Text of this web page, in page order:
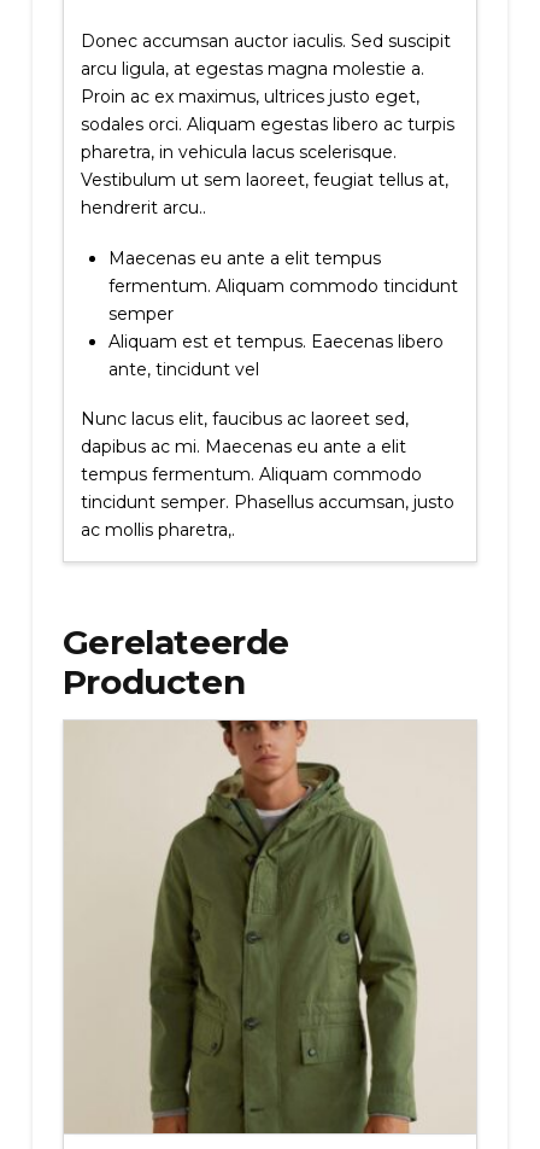
Donec accumsan auctor iaculis. Sed suscipit
arcu ligula, at egestas magna molestie a.
Proin ac ex maximus, ultrices justo eget,
sodales orci. Aliquam egestas libero ac turpis
pharetra, in vehicula lacus scelerisque.
Vestibulum ut sem laoreet, feugiat tellus at,
hendrerit arcu..
Maecenas eu ante a elit tempus
fermentum. Aliquam commodo tincidunt
semper
Aliquam est et tempus. Eaecenas libero
ante, tincidunt vel
Nunc lacus elit, faucibus ac laoreet sed,
dapibus ac mi. Maecenas eu ante a elit
tempus fermentum. Aliquam commodo
tincidunt semper. Phasellus accumsan, justo
ac mollis pharetra,.
Gerelateerde
Producten